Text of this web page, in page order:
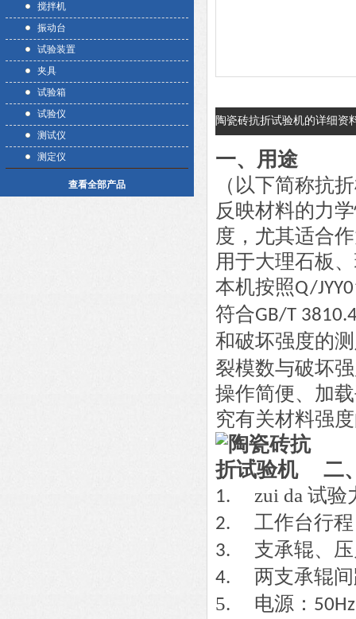
搅拌机
振动台
试验装置
夹具
试验箱
试验仪
测试仪
测定仪
查看全部产品
陶瓷砖抗折试验机的详细资
一、 用途
（以下简称抗
反映材料的力
度，尤其适合
用于大理石板
本机按照Q/
符合GB/T
和破坏强度的
裂模数与破坏
操作简便、加
究有关材料强
二
1. zui da 试验
2. 工作台行
3. 支承辊、
4. 两支承辊
5. 电源：